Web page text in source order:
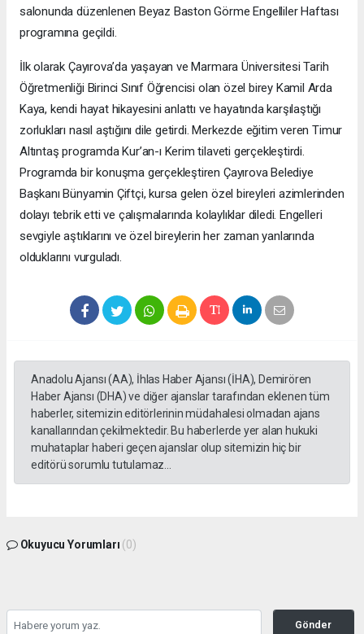
salonunda düzenlenen Beyaz Baston Görme Engelliler Haftası
programına geçildi.
İlk olarak Çayırova’da yaşayan ve Marmara Üniversitesi Tarih
Öğretmenliği Birinci Sınıf Öğrencisi olan özel birey Kamil Arda
Kaya, kendi hayat hikayesini anlattı ve hayatında karşılaştığı
zorlukları nasıl aştığını dile getirdi. Merkezde eğitim veren Timur
Altıntaş programda Kur’an-ı Kerim tilaveti gerçekleştirdi.
Programda bir konuşma gerçekleştiren Çayırova Belediye
Başkanı Bünyamin Çiftçi, kursa gelen özel bireyleri azimlerinden
dolayı tebrik etti ve çalışmalarında kolaylıklar diledi. Engelleri
sevgiyle aştıklarını ve özel bireylerin her zaman yanlarında
olduklarını vurguladı.
Anadolu Ajansı (AA), İhlas Haber Ajansı (İHA), Demirören
Haber Ajansı (DHA) ve diğer ajanslar tarafından eklenen tüm
haberler, sitemizin editörlerinin müdahalesi olmadan ajans
kanallarından çekilmektedir. Bu haberlerde yer alan hukuki
muhataplar haberi geçen ajanslar olup sitemizin hiç bir
editörü sorumlu tutulamaz...
Okuyucu Yorumları (0)
Gönder